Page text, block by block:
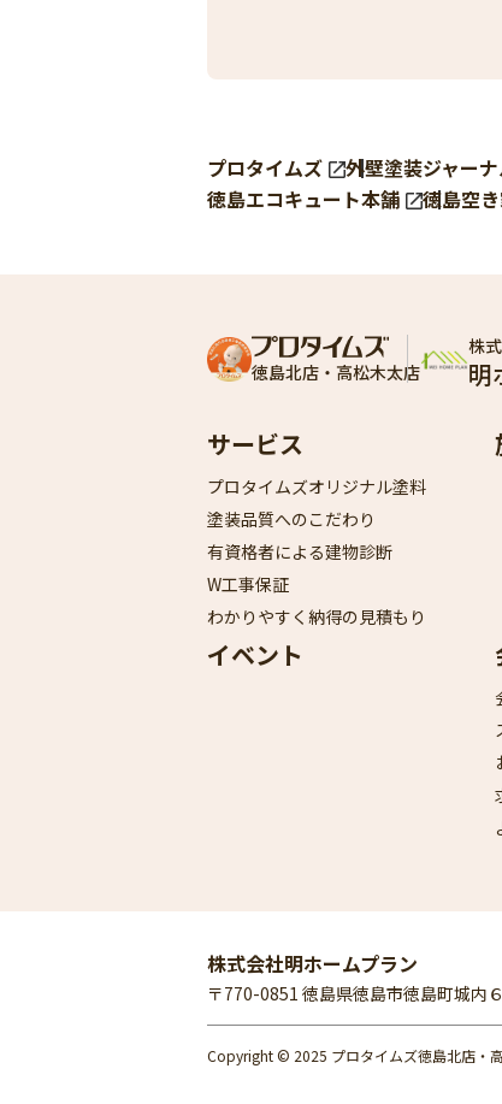
プロタイムズ 外壁塗装ジャー
徳島エコキュート本舗
徳島空
徳島北店・高松木太店
株
明
サービス
プロタイムズオリジナル塗料
塗装品質へのこだわり
有資格者による建物診断
W工事保証
わかりやすく納得の見積もり
イベント
株式会社明ホームプラン
〒770-0851 徳島県徳島市徳島町城内
Copyright © 2025 プロタイムズ徳島北店・